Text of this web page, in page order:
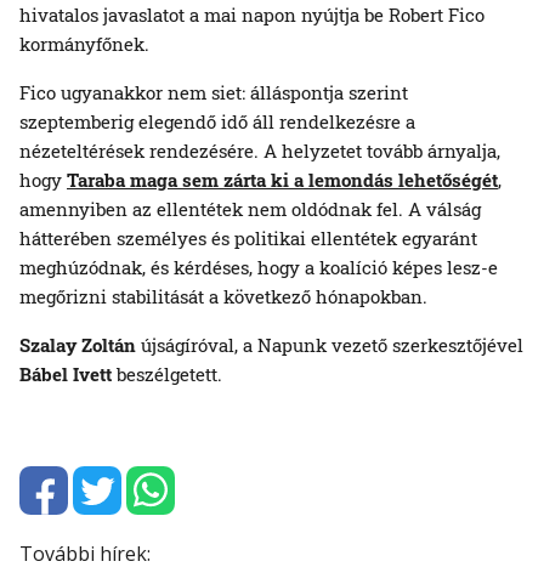
hivatalos javaslatot a mai napon nyújtja be Robert Fico
kormányfőnek.
Fico ugyanakkor nem siet: álláspontja szerint
szeptemberig elegendő idő áll rendelkezésre a
nézeteltérések rendezésére. A helyzetet tovább árnyalja,
hogy Taraba maga sem zárta ki a lemondás lehetőségét,
amennyiben az ellentétek nem oldódnak fel. A válság
hátterében személyes és politikai ellentétek egyaránt
meghúzódnak, és kérdéses, hogy a koalíció képes lesz-e
megőrizni stabilitását a következő hónapokban.
Szalay Zoltán újságíróval, a Napunk vezető szerkesztőjével
Bábel Ivett beszélgetett.
További hírek: